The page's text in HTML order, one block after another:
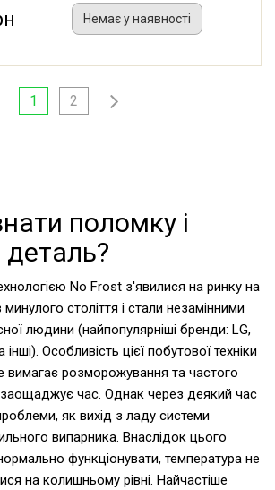
Немає у наявності
1 2
поломку і
деталь?
No Frost з'явилися на ринку на
століття і стали незамінними
людини (найпопулярніші бренди: LG,
Особливість цієї побутової техніки
розморожування та частого
час. Однак через деякий час
як вихід з ладу системи
випарника. Внаслідок цього
функціонувати, температура не
на колишньому рівні. Найчастіше